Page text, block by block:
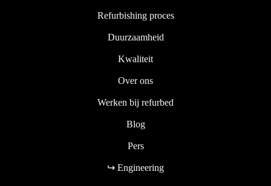
Refurbishing proces
Duurzaamheid
Kwaliteit
Over ons
Werken bij refurbed
Blog
Pers
↪ Engineering